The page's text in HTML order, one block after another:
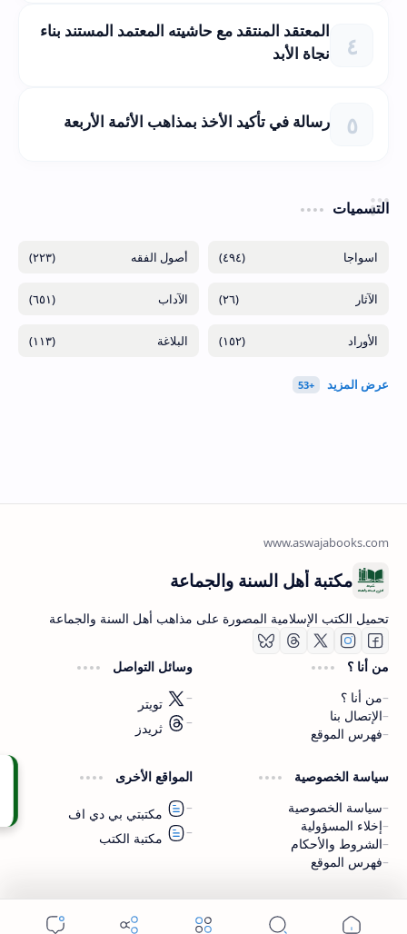
المعتقد المنتقد مع حاشيته المعتمد المستند بناء
نجاة الأبد
رسالة في تأكيد الأخذ بمذاهب الأئمة الأربعة
التسميات
(٤٩٤) (٢٢٣)
(٢٦) (٦٥١)
(١٥٢) (١١٣)
اشترك الآن
اشترك في قناتنا على تليجرام
مكتبة أهل السنة والجماعة
تحميل الكتب الإسلامية المصورة على مذاهب أهل السنة والجماعة
من أنا ؟
من أنا ؟
الإتصال بنا
فهرس الموقع
وسائل التواصل
تويتر
ثريدز
سياسة الخصوصية
سياسة الخصوصية
إخلاء المسؤولية
الشروط والأحكام
فهرس الموقع
المواقع الأخرى
مكتبتي بي دي اف
مكتبة الكتب